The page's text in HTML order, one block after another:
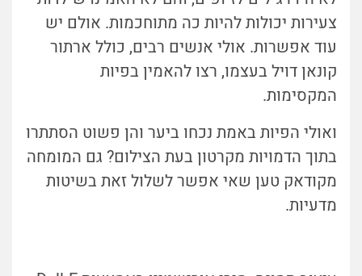
צעירות יכולות להיות כה מתוחכמות. אולם יש
עוד אפשרות. אולי אנשים רבים, כולל ארתור
קונאן דויל בעצמו, רצו להאמין בפיות
המקסימות.
ואולי הפיות באמת נכחו ביער והן פשוט הסתתרו
בתוך הדמויות מקרטון בעת הצילום? גם המומחה
מקודאק טען שאי אפשר לשלול זאת בשיטות
מדעיות.